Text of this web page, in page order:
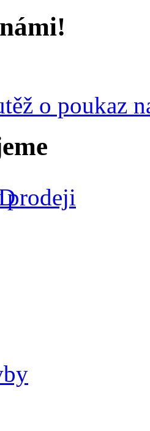
o poukaz
prodeji